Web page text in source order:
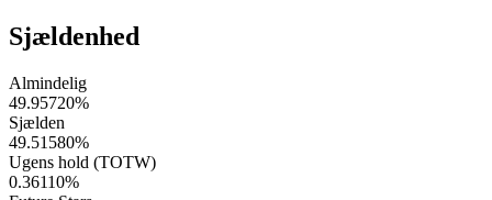
Sjældenhed
Almindelig
49.95720%
Sjælden
49.51580%
Ugens hold (TOTW)
0.36110%